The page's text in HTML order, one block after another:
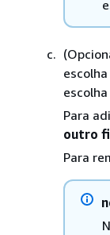
escolha
Para
outro
Para